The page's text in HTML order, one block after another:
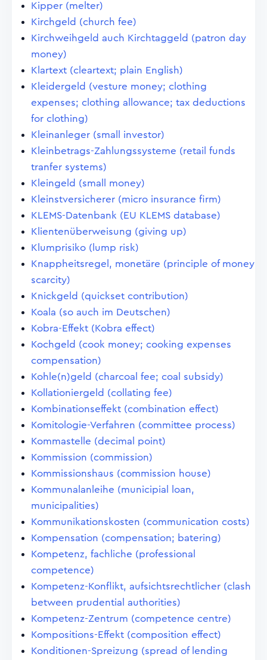
Kipper (melter)
Kirchgeld (church fee)
Kirchweihgeld auch Kirchtaggeld (patron day
money)
Klartext (cleartext; plain English)
Kleidergeld (vesture money; clothing
expenses; clothing allowance; tax deductions
for clothing)
Kleinanleger (small investor)
Kleinbetrags-Zahlungssysteme (retail funds
tranfer systems)
Kleingeld (small money)
Kleinstversicherer (micro insurance firm)
KLEMS-Datenbank (EU KLEMS database)
Klientenüberweisung (giving up)
Klumprisiko (lump risk)
Knappheitsregel, monetäre (principle of money
scarcity)
Knickgeld (quickset contribution)
Koala (so auch im Deutschen)
Kobra-Effekt (Kobra effect)
Kochgeld (cook money; cooking expenses
compensation)
Kohle(n)geld (charcoal fee; coal subsidy)
Kollationiergeld (collating fee)
Kombinationseffekt (combination effect)
Komitologie-Verfahren (committee process)
Kommastelle (decimal point)
Kommission (commission)
Kommissionshaus (commission house)
Kommunalanleihe (municipial loan,
municipalities)
Kommunikationskosten (communication costs)
Kompensation (compensation; batering)
Kompetenz, fachliche (professional
competence)
Kompetenz-Konflikt, aufsichtsrechtlicher (clash
between prudential authorities)
Kompetenz-Zentrum (competence centre)
Kompositions-Effekt (composition effect)
Konditionen-Spreizung (spread of lending